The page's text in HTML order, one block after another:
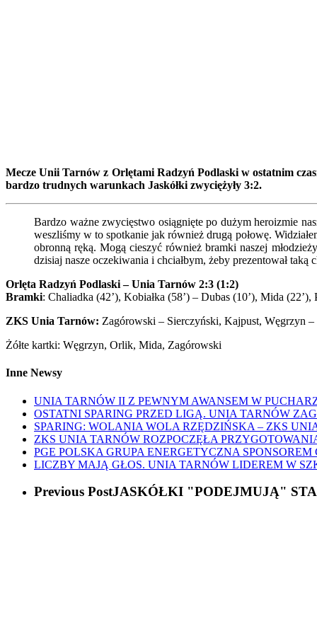
Mecze Unii Tarnów z Orlętami Radzyń Podlaski w ostatnim
bardzo trudnych warunkach Jaskółki zwyciężyły 3:2.
Bardzo ważne zwycięstwo osiągnięte po dużym heroizmie
weszliśmy w to spotkanie jak również drugą połowę.
obronną ręką. Mogą cieszyć również bramki naszej
dzisiaj nasze oczekiwania i chciałbym, żeby prezentował
Orlęta Radzyń Podlaski – Unia Tarnów 2:3 (1:2)
Bramki: Chaliadka (42’), Kobiałka (58’) – Dubas (10’), Mida (22’),
ZKS Unia Tarnów: Zagórowski – Sierczyński, Kajpust, Węgrzyn –
Żółte kartki: Węgrzyn, Orlik, Mida, Zagórowski
Inne Newsy
UNIA TARNÓW II Z PEWNYM AWANSEM W
OSTATNI SPARING PRZED LIGĄ. UNIA TARNÓW
SPARING: WOLANIA WOLA RZĘDZIŃSKA – ZKS
ZKS UNIA TARNÓW ROZPOCZĘŁA
PGE POLSKA GRUPA ENERGETYCZNA
LICZBY MAJĄ GŁOS. UNIA TARNÓW LIDEREM W
Previous PostJASKÓŁKI "PODEJMUJĄ"